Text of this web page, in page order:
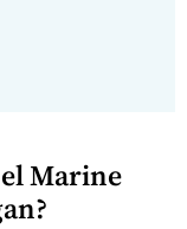
Marine